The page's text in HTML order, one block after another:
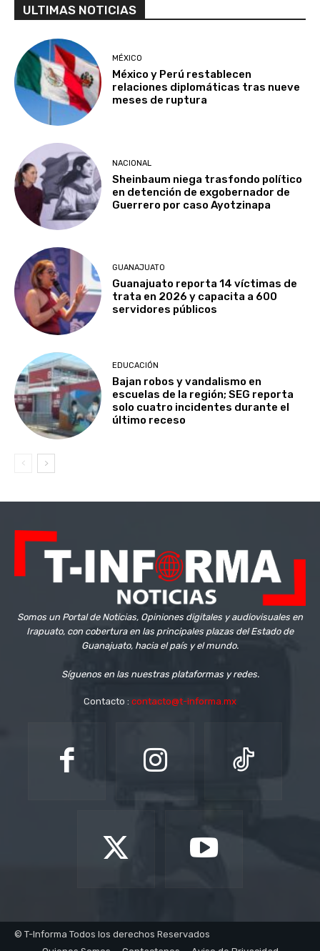
ULTIMAS NOTICIAS
MÉXICO
México y Perú restablecen
relaciones diplomáticas tras nueve
meses de ruptura
NACIONAL
Sheinbaum niega trasfondo político
en detención de exgobernador de
Guerrero por caso Ayotzinapa
GUANAJUATO
Guanajuato reporta 14 víctimas de
trata en 2026 y capacita a 600
servidores públicos
EDUCACIÓN
Bajan robos y vandalismo en
escuelas de la región; SEG reporta
solo cuatro incidentes durante el
último receso
Somos un Portal de Noticias, Opiniones digitales y audiovisuales en
Irapuato, con cobertura en las principales plazas del Estado de
Guanajuato, hacia el país y el mundo.
Síguenos en las nuestras plataformas y redes.
Contacto : contacto@t-informa.mx
© T-Informa Todos los derechos Reservados